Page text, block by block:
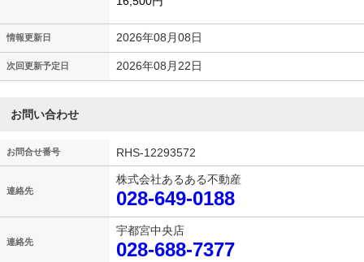
情報更新日 2026年08月08日
次回更新予定日 2026年08月22日
お問い合わせ
お問合せ番号 RHS-12293572
連絡先
株式会社あるある不動産
028-649-0188
連絡先
宇都宮中央店
028-688-7377